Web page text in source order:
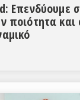
Επενδύουμε
ποιότητα και